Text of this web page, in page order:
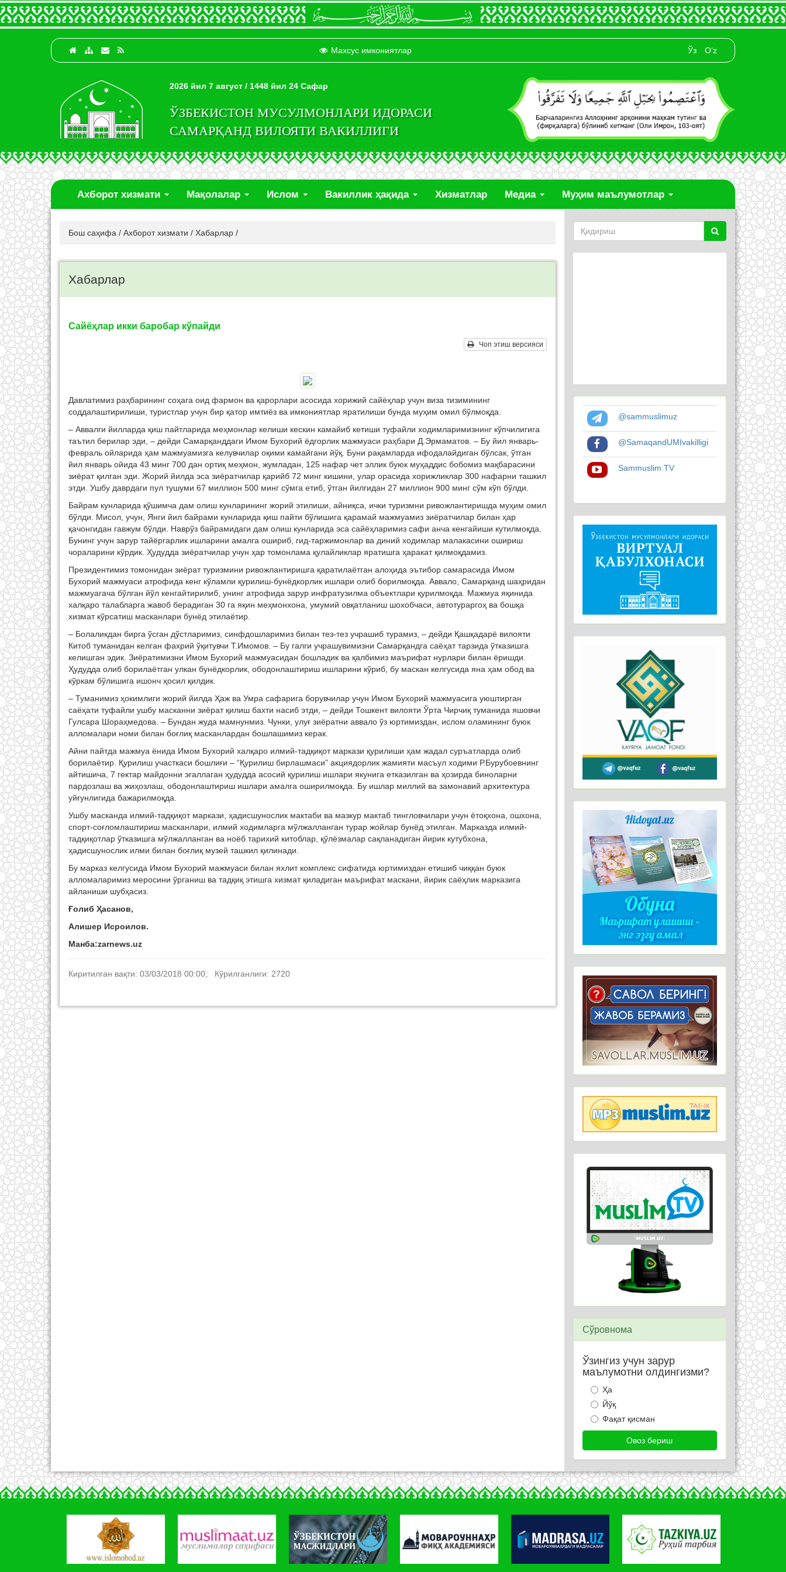
Махсус имкониятлар Ўз O‘z
2026 йил 7 август / 1448 йил 24 Сафар
ЎЗБЕКИСТОН МУСУЛМОНЛАРИ ИДОРАСИ
САМАРҚАНД ВИЛОЯТИ ВАКИЛЛИГИ
Ахборот хизмати Мақолалар Ислом Вакиллик ҳақида Хизматлар Медиа Муҳим маълумотлар
Бош саҳифа / Ахборот хизмати / Хабарлар /
Хабарлар
Сайёҳлар икки баробар кўпайди
Чоп этиш версияси
Давлатимиз раҳбарининг соҳага оид фармон ва қарорлари асосида хорижий сайёҳлар учун виза тизимининг
соддалаштирилиши, туристлар учун бир қатор имтиёз ва имкониятлар яратилиши бунда муҳим омил бўлмоқда.
– Аввалги йилларда қиш пайтларида меҳмонлар келиши кескин камайиб кетиши туфайли ходимларимизнинг кўпчилигига
таътил берилар эди, – дейди Самарқанддаги Имом Бухорий ёдгорлик мажмуаси раҳбари Д.Эрмаматов. – Бу йил январь-
февраль ойларида ҳам мажмуамизга келувчилар оқими камайгани йўқ. Буни рақамларда ифодалайдиган бўлсак, ўтган
йил январь ойида 43 минг 700 дан ортиқ меҳмон, жумладан, 125 нафар чет эллик буюк муҳаддис бобомиз мақбарасини
зиёрат қилган эди. Жорий йилда эса зиёратчилар қарийб 72 минг кишини, улар орасида хорижликлар 300 нафарни ташкил
этди. Ушбу даврдаги пул тушуми 67 миллион 500 минг сўмга етиб, ўтган йилгидан 27 миллион 900 минг сўм кўп бўлди.
Байрам кунларида қўшимча дам олиш кунларининг жорий этилиши, айниқса, ички туризмни ривожлантиришда муҳим омил
бўлди. Мисол, учун, Янги йил байрами кунларида қиш пайти бўлишига қарамай мажмуамиз зиёратчилар билан ҳар
қачонгидан гавжум бўлди. Наврўз байрамидаги дам олиш кунларида эса сайёҳларимиз сафи анча кенгайиши кутилмоқда.
Бунинг учун зарур тайёргарлик ишларини амалга ошириб, гид-таржимонлар ва диний ходимлар малакасини ошириш
чораларини кўрдик. Ҳудудда зиёратчилар учун ҳар томонлама қулайликлар яратишга ҳаракат қилмоқдамиз.
Президентимиз томонидан зиёрат туризмини ривожлантиришга қаратилаётган алоҳида эътибор самарасида Имом
Бухорий мажмуаси атрофида кенг кўламли қурилиш-бунёдкорлик ишлари олиб борилмоқда. Аввало, Самарқанд шаҳридан
мажмуагача бўлган йўл кенгайтирилиб, унинг атрофида зарур инфратузилма объектлари қурилмоқда. Мажмуа яқинида
халқаро талабларга жавоб берадиган 30 га яқин меҳмонхона, умумий овқатланиш шохобчаси, автотураргоҳ ва бошқа
хизмат кўрсатиш масканлари бунёд этилаётир.
– Болаликдан бирга ўсган дўстларимиз, синфдошларимиз билан тез-тез учрашиб турамиз, – дейди Қашқадарё вилояти
Китоб туманидан келган фахрий ўқитувчи Т.Имомов. – Бу галги учрашувимизни Самарқандга саёҳат тарзида ўтказишга
келишган эдик. Зиёратимизни Имом Бухорий мажмуасидан бошладик ва қалбимиз маърифат нурлари билан ёришди.
Ҳудудда олиб борилаётган улкан бунёдкорлик, ободонлаштириш ишларини кўриб, бу маскан келгусида яна ҳам обод ва
кўркам бўлишига ишонч ҳосил қилдик.
– Туманимиз ҳокимлиги жорий йилда Ҳаж ва Умра сафарига борувчилар учун Имом Бухорий мажмуасига уюштирган
саёҳати туфайли ушбу масканни зиёрат қилиш бахти насиб этди, – дейди Тошкент вилояти Ўрта Чирчиқ туманида яшовчи
Гулсара Шораҳмедова. – Бундан жуда мамнунмиз. Чунки, улуғ зиёратни аввало ўз юртимиздан, ислом оламининг буюк
алломалари номи билан боғлиқ масканлардан бошлашимиз керак.
Айни пайтда мажмуа ёнида Имом Бухорий халқаро илмий-тадқиқот маркази қурилиши ҳам жадал суръатларда олиб
борилаётир. Қурилиш участкаси бошлиғи – “Қурилиш бирлашмаси” акциядорлик жамияти масъул ходими Р.Бурубоевнинг
айтишича, 7 гектар майдонни эгаллаган ҳудудда асосий қурилиш ишлари якунига етказилган ва ҳозирда биноларни
пардозлаш ва жиҳозлаш, ободонлаштириш ишлари амалга оширилмоқда. Бу ишлар миллий ва замонавий архитектура
уйғунлигида бажарилмоқда.
Ушбу масканда илмий-тадқиқот маркази, ҳадисшунослик мактаби ва мазкур мактаб тингловчилари учун ётоқхона, ошхона,
спорт-соғломлаштириш масканлари, илмий ходимларга мўлжалланган турар жойлар бунёд этилган. Марказда илмий-
тадқиқотлар ўтказишга мўлжалланган ва ноёб тарихий китоблар, қўлёзмалар сақланадиган йирик кутубхона,
ҳадисшунослик илми билан боғлиқ музей ташкил қилинади.
Бу марказ келгусида Имом Бухорий мажмуаси билан яхлит комплекс сифатида юртимиздан етишиб чиққан буюк
алломаларимиз меросини ўрганиш ва тадқиқ этишга хизмат қиладиган маърифат маскани, йирик саёҳлик марказига
айланиши шубҳасиз.
Ғолиб Ҳасанов,
Алишер Исроилов.
Манба:zarnews.uz
Киритилган вақти: 03/03/2018 00:00; Кўрилганлиги: 2720
@sammuslimuz
@SamaqandUMIvakilligi
Sammuslim.TV
Сўровнома
Ўзингиз учун зарур
маълумотни олдингизми?
Ҳа
Йўқ
Фақат қисман